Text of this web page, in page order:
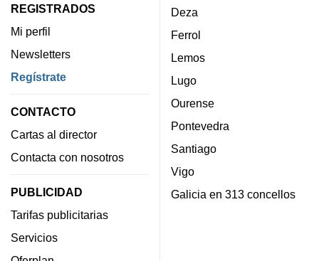
REGISTRADOS
Mi perfil
Newsletters
Regístrate
CONTACTO
Cartas al director
Contacta con nosotros
PUBLICIDAD
Tarifas publicitarias
Servicios
Deza
Ferrol
Lemos
Lugo
Ourense
Pontevedra
Santiago
Vigo
Galicia en 313 concellos